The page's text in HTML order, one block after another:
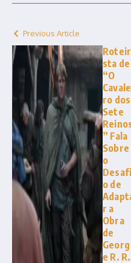
Previous Article
sta de
“O
ro dos
Sete
” Fala
Sobre
o
Desafi
o de
r a
Obra
de
Georg
e R. R.